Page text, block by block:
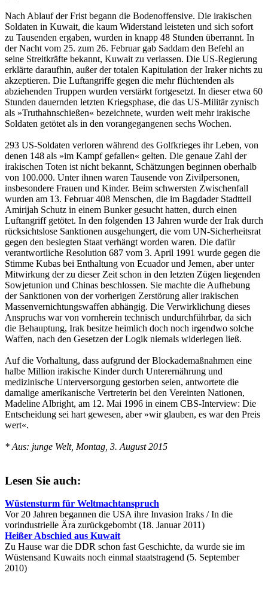
Nach Ablauf der Frist begann die Bodenoffensive. Die irakischen
Soldaten in Kuwait, die kaum Widerstand leisteten und sich sofort
zu Tausenden ergaben, wurden in knapp 48 Stunden überrannt. In
der Nacht vom 25. zum 26. Februar gab Saddam den Befehl an
seine Streitkräfte bekannt, Kuwait zu verlassen. Die US-Regierung
erklärte daraufhin, außer der totalen Kapitulation der Iraker nichts zu
akzeptieren. Die Luftangriffe gegen die mehr flüchtenden als
abziehenden Truppen wurden verstärkt fortgesetzt. In dieser etwa 60
Stunden dauernden letzten Kriegsphase, die das US-Militär zynisch
als »Truthahnschießen« bezeichnete, wurden weit mehr irakische
Soldaten getötet als in den vorangegangenen sechs Wochen.
293 US-Soldaten verloren während des Golfkrieges ihr Leben, von
denen 148 als »im Kampf gefallen« gelten. Die genaue Zahl der
irakischen Toten ist nicht bekannt, Schätzungen beginnen oberhalb
von 100.000. Unter ihnen waren Tausende von Zivilpersonen,
insbesondere Frauen und Kinder. Beim schwersten Zwischenfall
wurden am 13. Februar 408 Menschen, die im Bagdader Stadtteil
Amirijah Schutz in einem Bunker gesucht hatten, durch einen
Luftangriff getötet. In den folgenden 13 Jahren wurde der Irak durch
rücksichtslose Sanktionen ausgehungert, die vom UN-Sicherheitsrat
gegen den besiegten Staat verhängt worden waren. Die dafür
verantwortliche Resolution 687 vom 3. April 1991 wurde gegen die
Stimme Kubas bei Enthaltung von Ecuador und Jemen, aber unter
Mitwirkung der zu dieser Zeit schon in den letzten Zügen liegenden
Sowjetunion und Chinas beschlossen. Sie machte die Aufhebung
der Sanktionen von der vorherigen Zerstörung aller irakischen
Massenvernichtungswaffen abhängig. Die Verwirklichung dieses
Anspruchs war von vornherein technisch undurchführbar, da sich
die Behauptung, Irak besitze heimlich doch noch irgendwo solche
Waffen, nach den Gesetzen der Logik niemals widerlegen ließ.
Auf die Vorhaltung, dass aufgrund der Blockademaßnahmen eine
halbe Million irakische Kinder durch Unterernährung und
medizinische Unterversorgung gestorben seien, antwortete die
damalige amerikanische Vertreterin bei den Vereinten Nationen,
Madeline Albright, am 12. Mai 1996 in einem CBS-Interview: Die
Entscheidung sei hart gewesen, aber »wir glauben, es war den Preis
wert«.
* Aus: junge Welt, Montag, 3. August 2015
Lesen Sie auch:
Wüstensturm für Weltmachtanspruch
Vor 20 Jahren begannen die USA ihre Invasion Iraks / In die
vorindustrielle Ära zurückgebombt (18. Januar 2011)
Heißer Abschied aus Kuwait
Zu Hause war die DDR schon fast Geschichte, da wurde sie im
Wüstensand Kuwaits noch einmal staatstragend (5. September
2010)